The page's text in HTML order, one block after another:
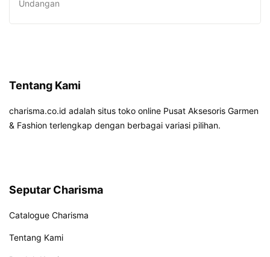
Undangan
Tentang Kami
charisma.co.id adalah situs toko online Pusat Aksesoris Garmen
& Fashion terlengkap dengan berbagai variasi pilihan.
Seputar Charisma
Catalogue Charisma
Tentang Kami